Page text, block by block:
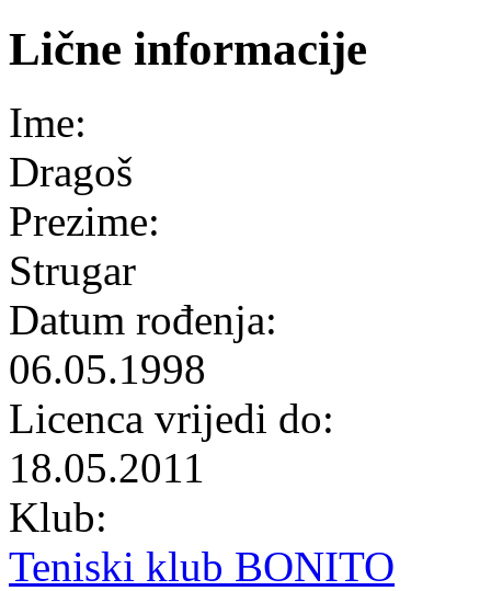
Lične informacije
Ime:
Dragoš
Prezime:
Strugar
Datum rođenja:
06.05.1998
Licenca vrijedi do:
18.05.2011
Klub:
Teniski klub BONITO